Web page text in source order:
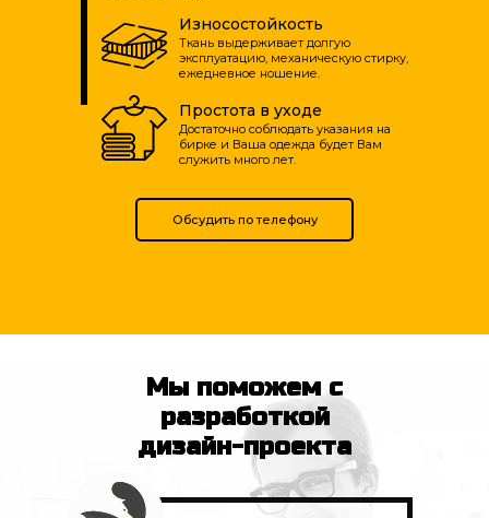
Обсудить по телефону
Износостойкость
Ткань выдерживает долгую
эксплуатацию, механическую стирку,
ежедневное ношение.
Простота в уходе
Достаточно соблюдать указания на
бирке и Ваша одежда будет Вам
служить много лет.
Мы поможем с
разработкой
дизайн-проекта